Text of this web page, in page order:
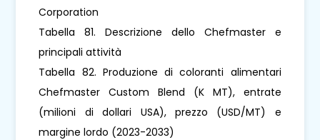
Corporation
Tabella 81. Descrizione dello Chefmaster e
principali attività
Tabella 82. Produzione di coloranti alimentari
Chefmaster Custom Blend (K MT), entrate
(milioni di dollari USA), prezzo (USD/MT) e
margine lordo (2023-2033)